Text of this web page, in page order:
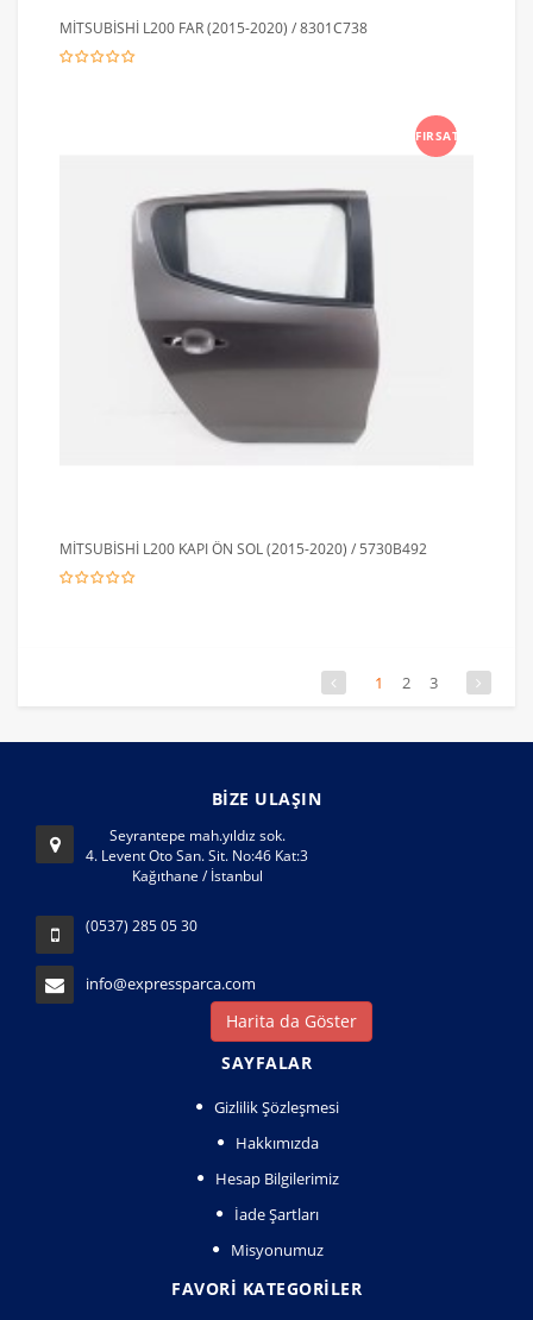
MİTSUBİSHİ L200 FAR (2015-2020) / 8301C738
FIRSAT
MİTSUBİSHİ L200 KAPI ÖN SOL (2015-2020) / 5730B492
1 2 3
BİZE ULAŞIN
Seyrantepe mah.yıldız sok.
4. Levent Oto San. Sit. No:46 Kat:3
Kağıthane / İstanbul
(0537) 285 05 30
info@expressparca.com
Harita da Göster
SAYFALAR
Gizlilik Şözleşmesi
Hakkımızda
Hesap Bilgilerimiz
İade Şartları
Misyonumuz
FAVORI KATEGORILER